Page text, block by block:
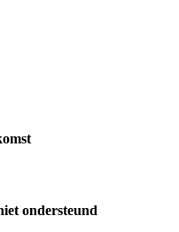
ondersteund